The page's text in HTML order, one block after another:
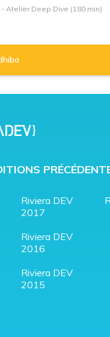
Atelier Deep Dive (180 min)
Riviera DEV
2017
Riviera DEV
2016
Riviera DEV
2015